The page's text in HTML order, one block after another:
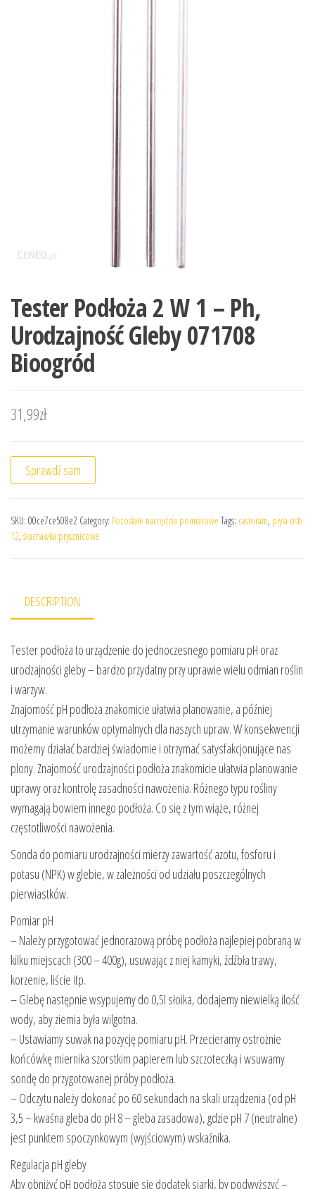
Tester Podłoża 2 W 1 – Ph,
Urodzajność Gleby 071708
Bioogród
31,99zł
Sprawdź sam
SKU: 00ce7ce508e2 Category: Pozostałe narzędzia pomiarowe Tags: castoram, płyta osb
12, słuchawka prysznicowa
DESCRIPTION
Tester podłoża to urządzenie do jednoczesnego pomiaru pH oraz
urodzajności gleby – bardzo przydatny przy uprawie wielu odmian roślin
i warzyw.
Znajomość pH podłoża znakomicie ułatwia planowanie, a później
utrzymanie warunków optymalnych dla naszych upraw. W konsekwencji
możemy działać bardziej świadomie i otrzymać satysfakcjonujące nas
plony. Znajomość urodzajności podłoża znakomicie ułatwia planowanie
uprawy oraz kontrolę zasadności nawożenia. Różnego typu rośliny
wymagają bowiem innego podłoża. Co się z tym wiąże, różnej
częstotliwości nawożenia.
Sonda do pomiaru urodzajności mierzy zawartość azotu, fosforu i
potasu (NPK) w glebie, w zależności od udziału poszczególnych
pierwiastków.
Pomiar pH
– Należy przygotować jednorazową próbę podłoża najlepiej pobraną w
kilku miejscach (300 – 400g), usuwając z niej kamyki, źdźbła trawy,
korzenie, liście itp.
– Glebę następnie wsypujemy do 0,5l słoika, dodajemy niewielką ilość
wody, aby ziemia była wilgotna.
– Ustawiamy suwak na pozycję pomiaru pH. Przecieramy ostrożnie
końcówkę miernika szorstkim papierem lub szczoteczką i wsuwamy
sondę do przygotowanej próby podłoża.
– Odczytu należy dokonać po 60 sekundach na skali urządzenia (od pH
3,5 – kwaśna gleba do pH 8 – gleba zasadowa), gdzie pH 7 (neutralne)
jest punktem spoczynkowym (wyjściowym) wskaźnika.
Regulacja pH gleby
Aby obniżyć pH podłoża stosuje się dodatek siarki, by podwyższyć –